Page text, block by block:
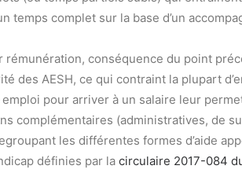
temps complet sur la base d’un
rémunération, conséquence du point
des AESH, ce qui contraint la plupart
pour arriver à un salaire leur
complémentaires (administratives, de
les différentes formes d’aide
définies par la circulaire 2017-084